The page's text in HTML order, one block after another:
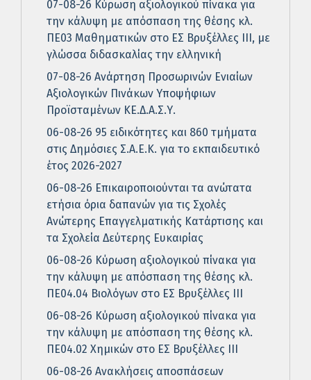
07-08-26 Κύρωση αξιολογικού πίνακα για
την κάλυψη με απόσπαση της θέσης κλ.
ΠΕ03 Μαθηματικών στο ΕΣ Βρυξέλλες ΙΙΙ, με
γλώσσα διδασκαλίας την ελληνική
07-08-26 Ανάρτηση Προσωρινών Ενιαίων
Αξιολογικών Πινάκων Υποψήφιων
Προϊσταμένων ΚΕ.Δ.Α.Σ.Υ.
06-08-26 95 ειδικότητες και 860 τμήματα
στις Δημόσιες Σ.Α.Ε.Κ. για το εκπαιδευτικό
έτος 2026-2027
06-08-26 Επικαιροποιούνται τα ανώτατα
ετήσια όρια δαπανών για τις Σχολές
Ανώτερης Επαγγελματικής Κατάρτισης και
τα Σχολεία Δεύτερης Ευκαιρίας
06-08-26 Κύρωση αξιολογικού πίνακα για
την κάλυψη με απόσπαση της θέσης κλ.
ΠΕ04.04 Βιολόγων στο ΕΣ Βρυξέλλες ΙΙΙ
06-08-26 Κύρωση αξιολογικού πίνακα για
την κάλυψη με απόσπαση της θέσης κλ.
ΠΕ04.02 Χημικών στο ΕΣ Βρυξέλλες ΙΙΙ
06-08-26 Ανακλήσεις αποσπάσεων